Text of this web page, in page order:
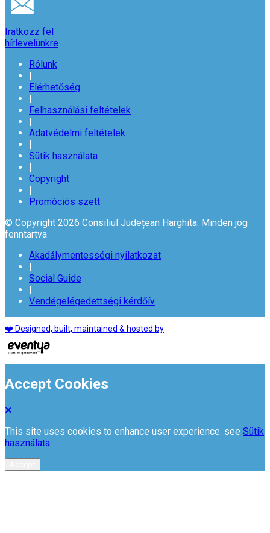
Iratkozz fel
hírlevelünkre
Rólunk
Elérhetőség
Felhasználási feltételek
Adatvédelmi feltételek
Sütik használata
Copyright
Promóciós szett
© Copyright 2026 Consiliul Județean Harghita. Minden jog
fenntartva
Akadálymentességi nyilatkozat
Social Guide
Vendégelégedettségi kérdőív
❤️ Designed, built, maintained & hosted by
Accept Cookies
This site uses cookies to enhance user experience. see Sütik
használata